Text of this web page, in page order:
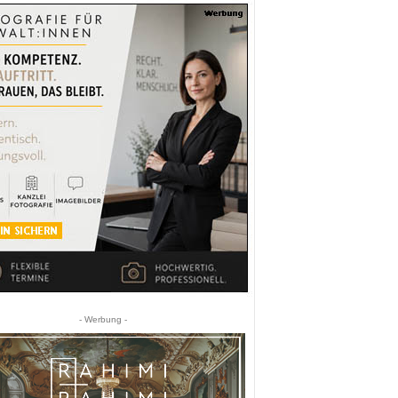
- Werbung -